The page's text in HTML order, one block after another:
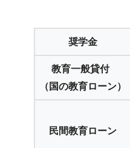
奨学金
教育一般貸付
（国の教育ローン）
民間教育ローン